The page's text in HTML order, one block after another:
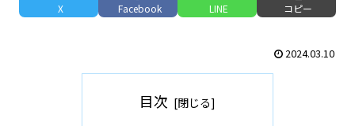
X Facebook LINE コピー
2024.03.10
目次